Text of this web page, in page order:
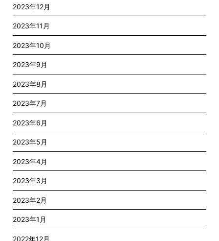
2023年12月
2023年11月
2023年10月
2023年9月
2023年8月
2023年7月
2023年6月
2023年5月
2023年4月
2023年3月
2023年2月
2023年1月
2022年12月